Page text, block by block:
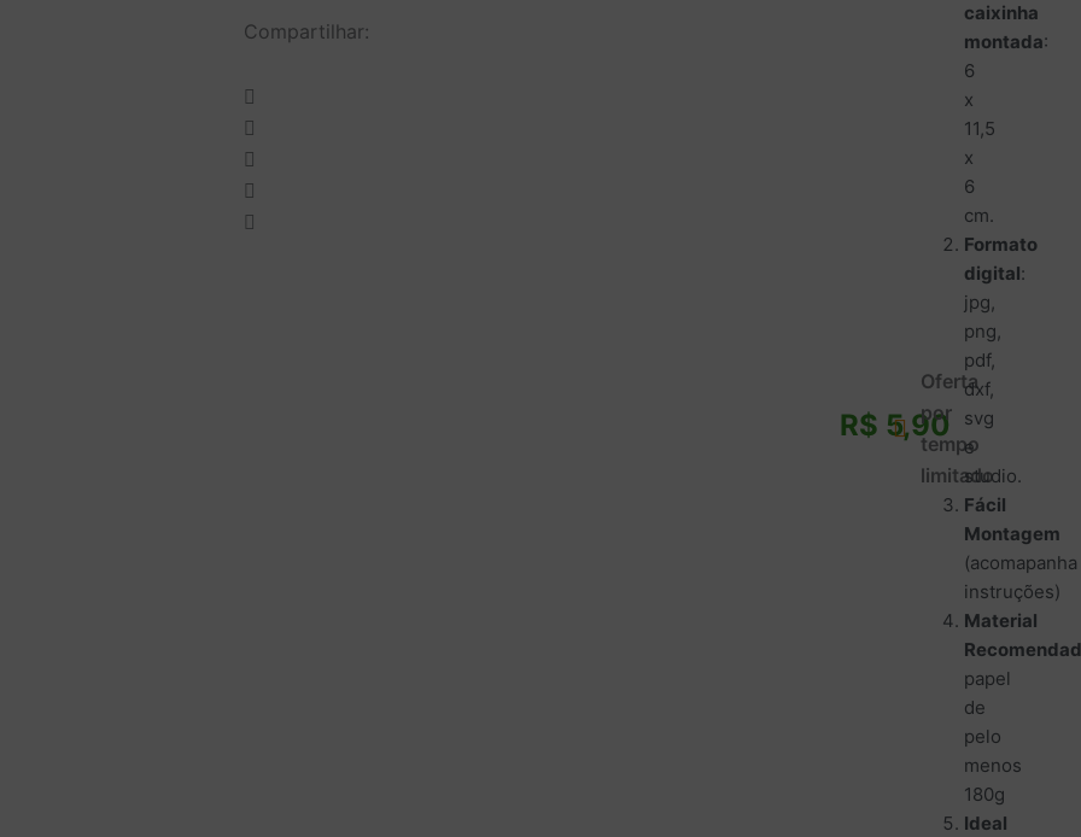
Compartilhar:
R$ 5,90
Oferta
por
tempo
limitado
caixinha
montada:
6
x
11,5
x
6
cm.
Formato
digital:
jpg,
png,
pdf,
dxf,
svg
e
studio.
Fácil
Montagem
(acomapanha
instruções)
Material
papel
de
pelo
menos
180g
Ideal